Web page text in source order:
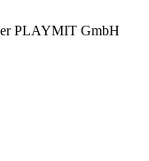
PLAYMIT GmbH